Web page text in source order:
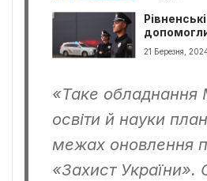
21 Березня,
«Таке обладнання
освіти й науки
межах оновлення
«Захист України».